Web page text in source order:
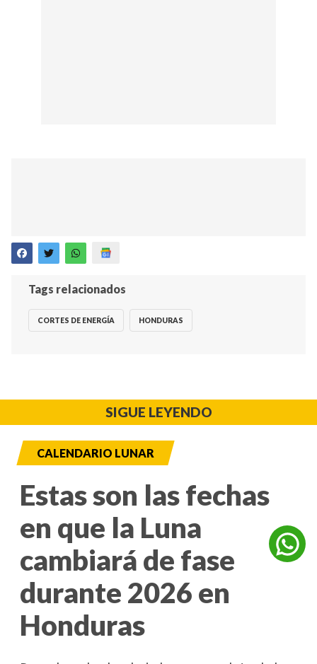
Tags relacionados
CORTES DE ENERGÍA HONDURAS
SIGUE LEYENDO
CALENDARIO LUNAR
Estas son las fechas
en que la Luna
cambiará de fase
durante 2026 en
Honduras